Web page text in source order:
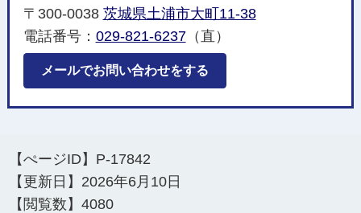
〒300-0038 茨城県土浦市大町11-38
電話番号： 029-821-6237（直）
メールでお問い合わせをする
【ぺージID】 P-17842
【更新日】 2026年6月10日
【閲覧数】4080